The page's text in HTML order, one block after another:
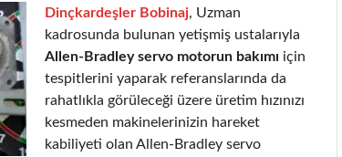
Dinçkardeşler Bobinaj, Uzman
kadrosunda bulunan yetişmiş ustalarıyla
Allen-Bradley servo motorun bakımı için
tespitlerini yaparak referanslarında da
rahatlıkla görüleceği üzere üretim hızınızı
kesmeden makinelerinizin hareket
kabiliyeti olan Allen-Bradley servo